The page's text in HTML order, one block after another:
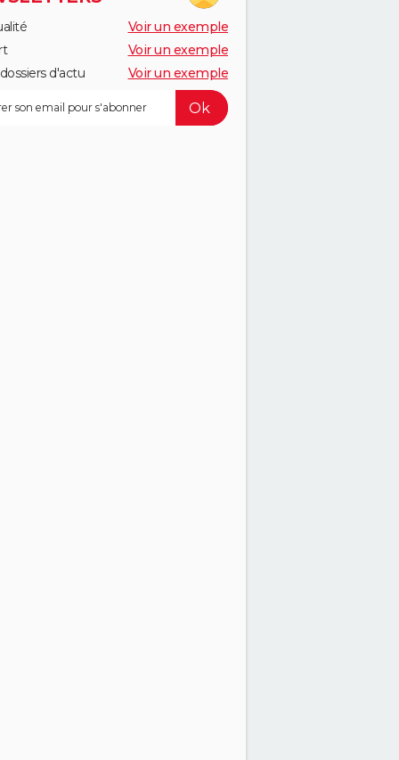
Voir un exemple
Voir un exemple
d'actu
Voir un exemple